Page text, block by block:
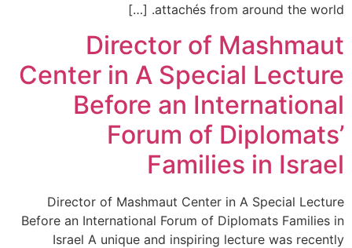
attachés from around the world.
Director of
Center in A Special
Before an
Forum of
Families in
Director of Mashmaut Center in A Special
Before an International Forum of Diplomats Families
Israel A unique and inspiring lecture was